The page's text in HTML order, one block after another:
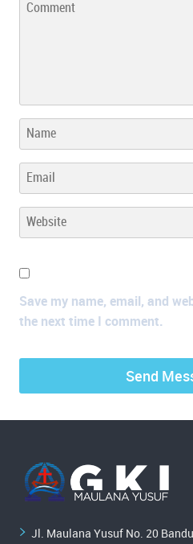
Save my name, email, and
the next time I comment.
Jl. Maulana Yusuf No. 20